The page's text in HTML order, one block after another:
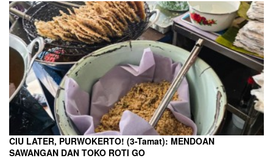
CIU LATER, PURWOKERTO! (3-Tamat): MENDOAN
SAWANGAN DAN TOKO ROTI GO